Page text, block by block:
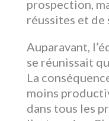
prospection,
réussites et de
Auparavant,
se réunissait
La
moins
dans tous les